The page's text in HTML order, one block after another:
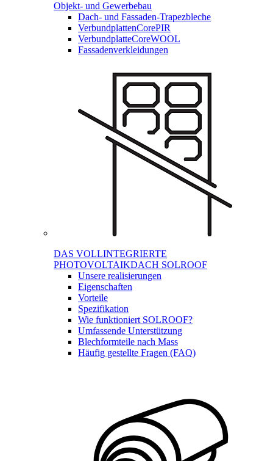
Objekt- und Gewerbebau
Dach- und Fassaden-Trapezbleche
VerbundplattenCorePIR
VerbundplatteCoreWOOL
Fassadenverkleidungen
DAS VOLLINTEGRIERTE
PHOTOVOLTAIKDACH SOLROOF
Unsere realisierungen
Eigenschaften
Vorteile
Spezifikation
Wie funktioniert SOLROOF?
Umfassende Unterstützung
Blechformteile nach Mass
Häufig gestellte Fragen (FAQ)